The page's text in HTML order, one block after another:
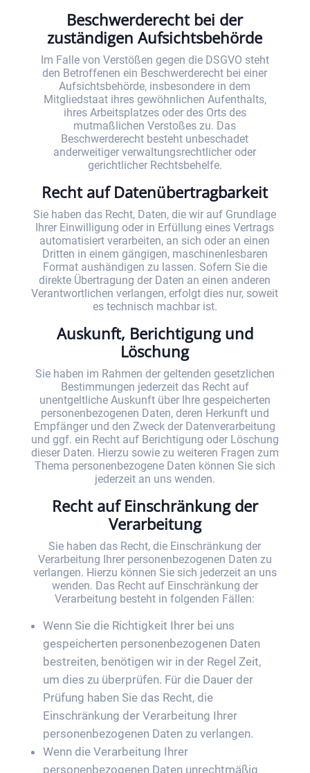
Beschwerde­recht bei der
zuständigen Aufsichts­behörde
Im Falle von Verstößen gegen die DSGVO steht
den Betroffenen ein Beschwerderecht bei einer
Aufsichtsbehörde, insbesondere in dem
Mitgliedstaat ihres gewöhnlichen Aufenthalts,
ihres Arbeitsplatzes oder des Orts des
mutmaßlichen Verstoßes zu. Das
Beschwerderecht besteht unbeschadet
anderweitiger verwaltungsrechtlicher oder
gerichtlicher Rechtsbehelfe.
Recht auf Daten­übertrag­barkeit
Sie haben das Recht, Daten, die wir auf Grundlage
Ihrer Einwilligung oder in Erfüllung eines Vertrags
automatisiert verarbeiten, an sich oder an einen
Dritten in einem gängigen, maschinenlesbaren
Format aushändigen zu lassen. Sofern Sie die
direkte Übertragung der Daten an einen anderen
Verantwortlichen verlangen, erfolgt dies nur, soweit
es technisch machbar ist.
Auskunft, Berichtigung und
Löschung
Sie haben im Rahmen der geltenden gesetzlichen
Bestimmungen jederzeit das Recht auf
unentgeltliche Auskunft über Ihre gespeicherten
personenbezogenen Daten, deren Herkunft und
Empfänger und den Zweck der Datenverarbeitung
und ggf. ein Recht auf Berichtigung oder Löschung
dieser Daten. Hierzu sowie zu weiteren Fragen zum
Thema personenbezogene Daten können Sie sich
jederzeit an uns wenden.
Recht auf Einschränkung der
Verarbeitung
Sie haben das Recht, die Einschränkung der
Verarbeitung Ihrer personenbezogenen Daten zu
verlangen. Hierzu können Sie sich jederzeit an uns
wenden. Das Recht auf Einschränkung der
Verarbeitung besteht in folgenden Fällen:
Wenn Sie die Richtigkeit Ihrer bei uns
gespeicherten personenbezogenen Daten
bestreiten, benötigen wir in der Regel Zeit,
um dies zu überprüfen. Für die Dauer der
Prüfung haben Sie das Recht, die
Einschränkung der Verarbeitung Ihrer
personenbezogenen Daten zu verlangen.
Wenn die Verarbeitung Ihrer
personenbezogenen Daten unrechtmäßig